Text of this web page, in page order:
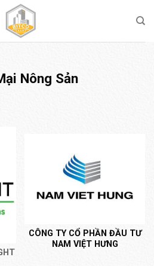
Nông Sản
CÔNG TY CỔ PHẦN ĐẦU TƯ
NAM VIỆT HƯNG